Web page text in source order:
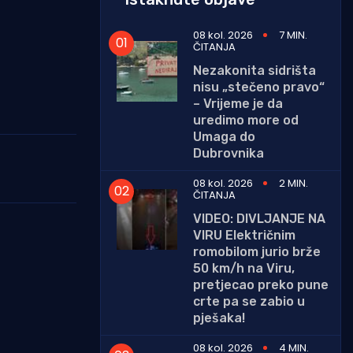
08 kol. 2026 7 MIN.
ČITANJA
Nezakonita sidrišta
nisu „stečeno pravo“
– Vrijeme je da
uredimo more od
Umaga do
Dubrovnika
08 kol. 2026
2 MIN.
ČITANJA
VIDEO: DIVLJANJE NA
VIRU Električnim
romobilom jurio brže
50 km/h na Viru,
pretjecao preko pune
crte pa se zabio u
pješaka!
08 kol. 2026
4 MIN.